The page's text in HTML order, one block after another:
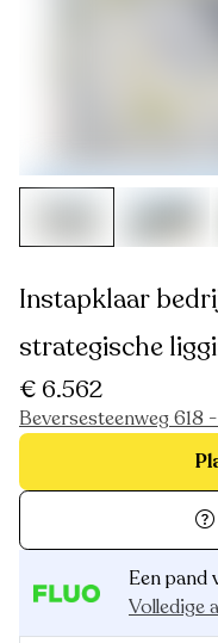
Instapklaar
strategische
€ 6.562
Beversesteenweg 618
Een pand
Volledige